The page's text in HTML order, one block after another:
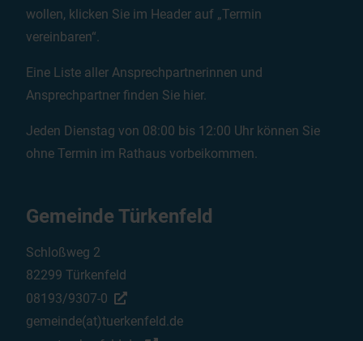
wollen, klicken Sie im Header auf „Termin
vereinbaren“.
Eine Liste aller Ansprechpartnerinnen und
Ansprechpartner finden Sie hier.
Jeden Dienstag von 08:00 bis 12:00 Uhr können Sie
ohne Termin im Rathaus vorbeikommen.
Gemeinde Türkenfeld
Schloßweg 2
82299 Türkenfeld
08193/9307-0
gemeinde(at)tuerkenfeld.de